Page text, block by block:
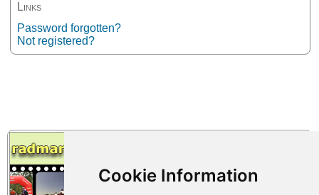
Links
Password forgotten?
Not registered?